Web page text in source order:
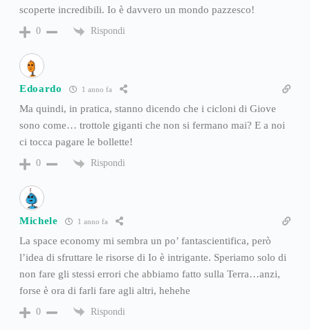
scoperte incredibili. Io è davvero un mondo pazzesco!
0 Rispondi
Edoardo 1 anno fa
Ma quindi, in pratica, stanno dicendo che i cicloni di Giove
sono come… trottole giganti che non si fermano mai? E a noi
ci tocca pagare le bollette!
0 Rispondi
Michele 1 anno fa
La space economy mi sembra un po’ fantascientifica, però
l’idea di sfruttare le risorse di Io è intrigante. Speriamo solo di
non fare gli stessi errori che abbiamo fatto sulla Terra…anzi,
forse è ora di farli fare agli altri, hehehe
0 Rispondi